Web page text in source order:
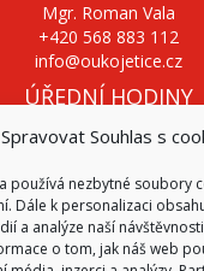
Spravovat Souhlas s
používá nezbytné soubory
Dále k personalizaci
a analýze naší
o tom, jak náš web
Mgr. Roman Vala
+420 568 883 112
info@oukojetice.cz
ÚŘEDNÍ HODINY
Po, St: 15:30 - 16:30
Mapa stránek